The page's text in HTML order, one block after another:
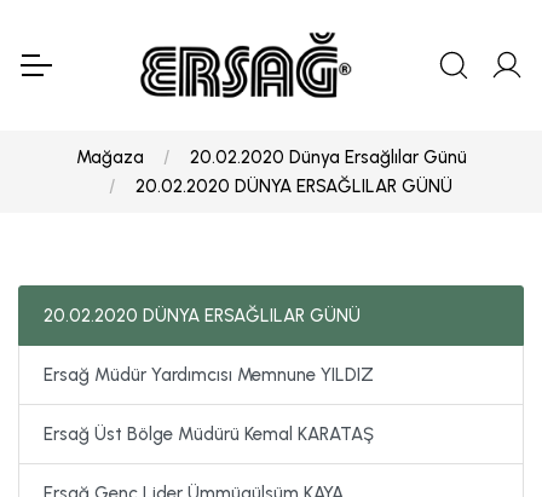
Mağaza
20.02.2020 Dünya Ersağlılar Günü
20.02.2020 DÜNYA ERSAĞLILAR GÜNÜ
20.02.2020 DÜNYA ERSAĞLILAR GÜNÜ
Ersağ Müdür Yardımcısı Memnune YILDIZ
Ersağ Üst Bölge Müdürü Kemal KARATAŞ